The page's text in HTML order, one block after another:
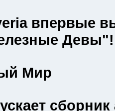
впервые
Девы"!
Мир